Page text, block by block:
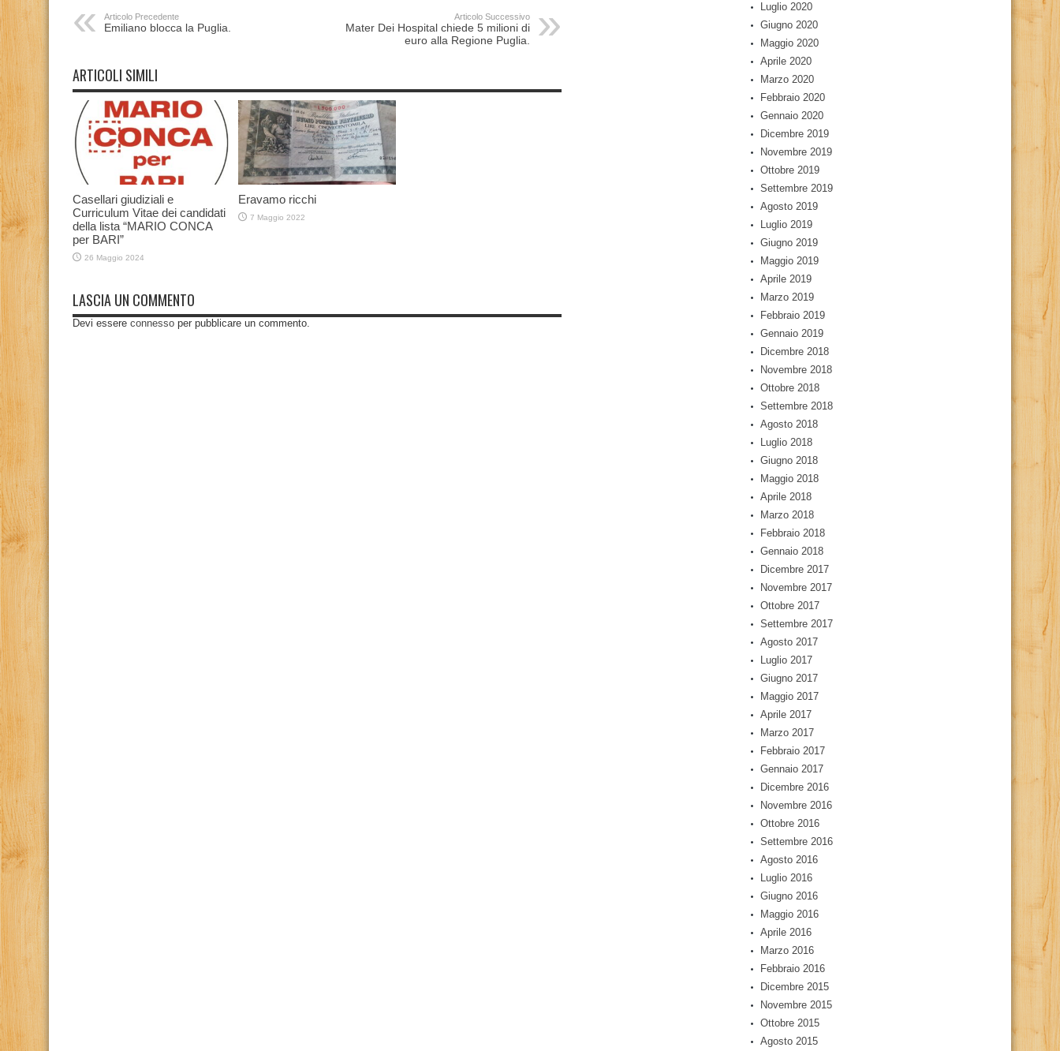
Articolo Precedente
Emiliano blocca la Puglia.
Articolo Successivo
Mater Dei Hospital chiede 5 milioni di
euro alla Regione Puglia.
ARTICOLI SIMILI
Casellari giudiziali e
Curriculum Vitae dei candidati
della lista “MARIO CONCA
per BARI”
26 Maggio 2024
Eravamo ricchi
7 Maggio 2022
LASCIA UN COMMENTO
Devi essere connesso per pubblicare un commento.
Luglio 2020
Giugno 2020
Maggio 2020
Aprile 2020
Marzo 2020
Febbraio 2020
Gennaio 2020
Dicembre 2019
Novembre 2019
Ottobre 2019
Settembre 2019
Agosto 2019
Luglio 2019
Giugno 2019
Maggio 2019
Aprile 2019
Marzo 2019
Febbraio 2019
Gennaio 2019
Dicembre 2018
Novembre 2018
Ottobre 2018
Settembre 2018
Agosto 2018
Luglio 2018
Giugno 2018
Maggio 2018
Aprile 2018
Marzo 2018
Febbraio 2018
Gennaio 2018
Dicembre 2017
Novembre 2017
Ottobre 2017
Settembre 2017
Agosto 2017
Luglio 2017
Giugno 2017
Maggio 2017
Aprile 2017
Marzo 2017
Febbraio 2017
Gennaio 2017
Dicembre 2016
Novembre 2016
Ottobre 2016
Settembre 2016
Agosto 2016
Luglio 2016
Giugno 2016
Maggio 2016
Aprile 2016
Marzo 2016
Febbraio 2016
Dicembre 2015
Novembre 2015
Ottobre 2015
Agosto 2015